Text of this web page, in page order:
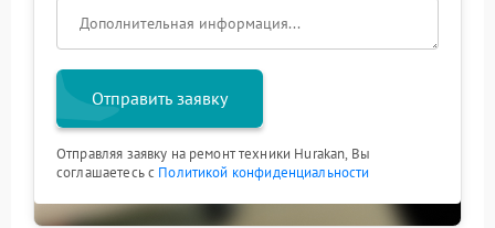
Отправить заявку
Отправляя заявку на ремонт техники Hurakan, Вы
соглашаетесь с Политикой конфиденциальности